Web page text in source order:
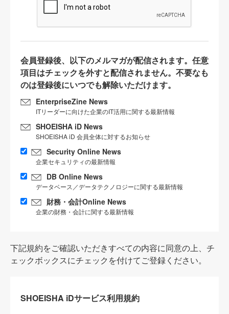
会員登録後、以下のメルマガが配信されます。任意
項目はチェックを外すと配信されません。不要なも
のは登録後にいつでも解除いただけます。
EnterpriseZine News
ITリーダーに向けた企業のIT活用に関する最新情報
SHOEISHA iD News
SHOEISHA iD 会員全体に対するお知らせ
Security Online News
企業セキュリティの最新情報
DB Online News
データベース／データテクノロジーに関する最新情報
財務・会計Online News
企業の財務・会計に関する最新情報
下記規約をご確認いただきすべての内容に同意の上、チ
ェックボックスにチェックを付けてご登録ください。
SHOEISHA iDサービス利用規約